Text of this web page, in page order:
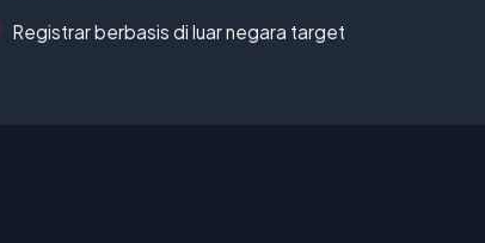
Registrar berbasis di luar negara target